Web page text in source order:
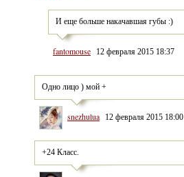
И еще больше накачавшая губы :)
fantomouse 12 февраля 2015 18:37
Одно лицо ) мой +
snezhulua 12 февраля 2015 18:00
+24 Класс.